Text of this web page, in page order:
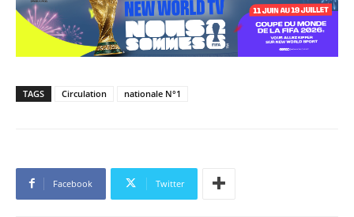
TAGS Circulation nationale N°1
Facebook Twitter